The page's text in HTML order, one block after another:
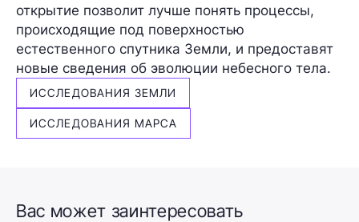
открытие позволит лучше понять процессы,
происходящие под поверхностью
естественного спутника Земли, и предоставят
новые сведения об эволюции небесного тела.
ИССЛЕДОВАНИЯ ЗЕМЛИ
ИССЛЕДОВАНИЯ МАРСА
Вас может заинтересовать